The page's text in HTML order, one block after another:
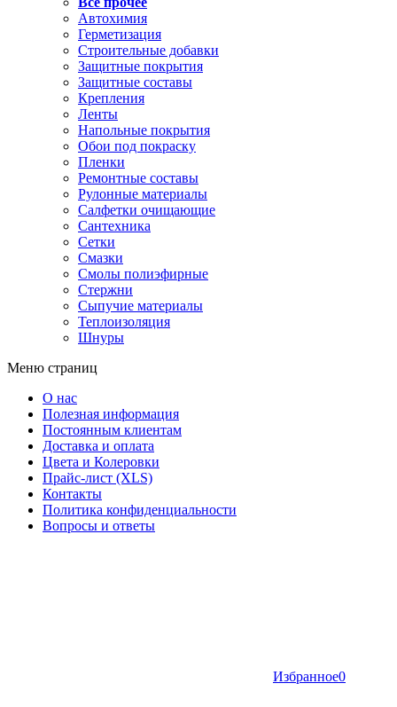
Автохимия
Герметизация
Строительные добавки
Защитные покрытия
Защитные составы
Крепления
Ленты
Напольные покрытия
Обои под покраску
Пленки
Ремонтные составы
Рулонные материалы
Салфетки очищающие
Сантехника
Сетки
Смазки
Смолы полиэфирные
Стержни
Сыпучие материалы
Теплоизоляция
Шнуры
Меню страниц
О нас
Полезная информация
Постоянным клиентам
Доставка и оплата
Цвета и Колеровки
Прайс-лист (XLS)
Контакты
Политика конфиденциальности
Вопросы и ответы
Избранное0